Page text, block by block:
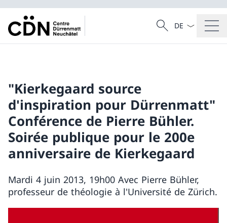
Recherche
Recherche
La langue
"Kierkegaard source
d'inspiration pour Dürrenmatt"
Conférence de Pierre Bühler.
Soirée publique pour le 200e
anniversaire de Kierkegaard
Mardi 4 juin 2013, 19h00 Avec Pierre Bühler,
professeur de théologie à l'Université de Zürich.